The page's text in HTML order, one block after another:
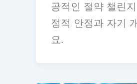
공적인 절약 챌린
정적 안정과 자기
요.